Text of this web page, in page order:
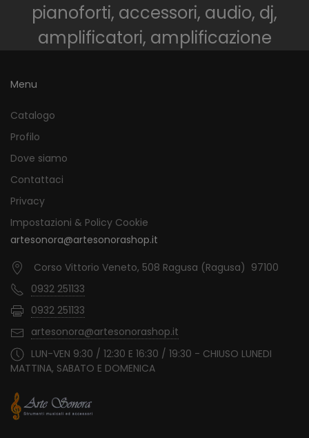
pianoforti, accessori, audio, dj,
amplificatori, amplificazione
Menu
Catalogo
Profilo
Dove siamo
Contattaci
Privacy
Impostazioni & Policy Cookie
artesonora@artesonorashop.it
Corso Vittorio Veneto, 508 Ragusa (Ragusa) 97100
0932 251133
0932 251133
artesonora@artesonorashop.it
LUN-VEN 9:30 / 12:30 E 16:30 / 19:30 - CHIUSO LUNEDI
MATTINA, SABATO E DOMENICA